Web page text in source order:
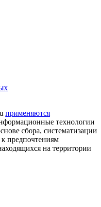
применяются
технологии
сбора, систематизации
предпочтениям
на территории